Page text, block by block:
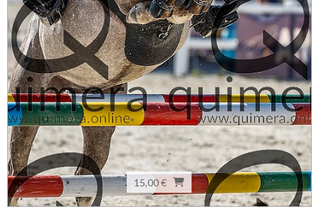
15,00 €